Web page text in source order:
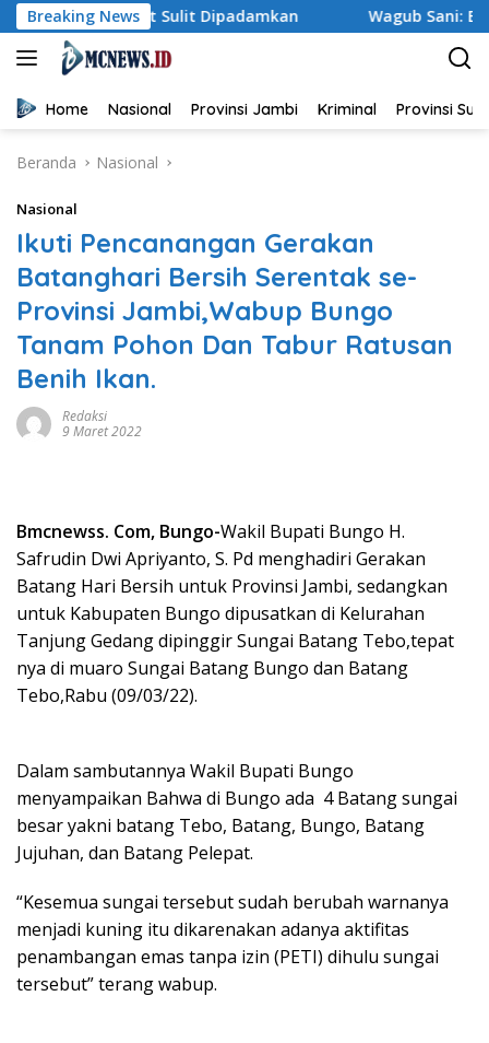
Langsung
ke
konten
Breaking News
Gambut Sulit Dipadamkan Wagub Sani: Bentengi
Home Nasional Provinsi Jambi Kriminal Provinsi
Beranda Nasional
Nasional
Ikuti Pencanangan Gerakan
Batanghari Bersih Serentak se-
Provinsi Jambi,Wabup Bungo
Tanam Pohon Dan Tabur Ratusan
Benih Ikan.
Redaksi
9 Maret 2022
Bmcnewss. Com, Bungo-Wakil Bupati Bungo H.
Safrudin Dwi Apriyanto, S. Pd menghadiri Gerakan
Batang Hari Bersih untuk Provinsi Jambi, sedangkan
untuk Kabupaten Bungo dipusatkan di Kelurahan
Tanjung Gedang dipinggir Sungai Batang Tebo,tepat
nya di muaro Sungai Batang Bungo dan Batang
Tebo,Rabu (09/03/22).
Dalam sambutannya Wakil Bupati Bungo
menyampaikan Bahwa di Bungo ada 4 Batang sungai
besar yakni batang Tebo, Batang, Bungo, Batang
Jujuhan, dan Batang Pelepat.
“Kesemua sungai tersebut sudah berubah warnanya
menjadi kuning itu dikarenakan adanya aktifitas
penambangan emas tanpa izin (PETI) dihulu sungai
tersebut” terang wabup.